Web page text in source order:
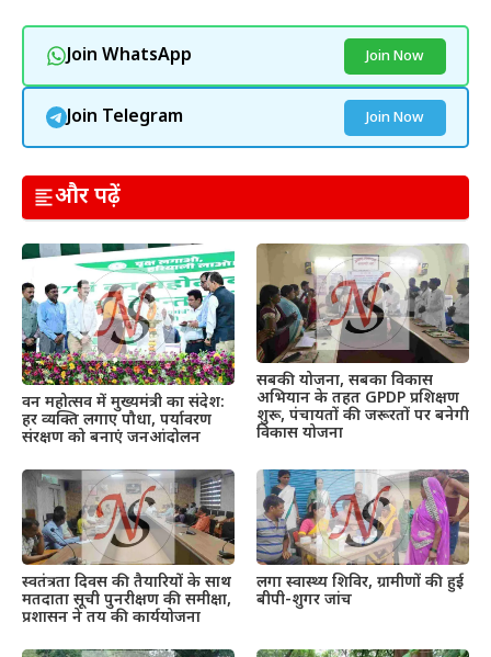
Join WhatsApp Join Now
Join Telegram Join Now
और पढ़ें
वन महोत्सव में मुख्यमंत्री का संदेश:
हर व्यक्ति लगाए पौधा, पर्यावरण
संरक्षण को बनाएं जनआंदोलन
सबकी योजना, सबका विकास
अभियान के तहत GPDP प्रशिक्षण
शुरू, पंचायतों की जरूरतों पर बनेगी
विकास योजना
स्वतंत्रता दिवस की तैयारियों के साथ
मतदाता सूची पुनरीक्षण की समीक्षा,
प्रशासन ने तय की कार्ययोजना
लगा स्वास्थ्य शिविर, ग्रामीणों की हुई
बीपी-शुगर जांच